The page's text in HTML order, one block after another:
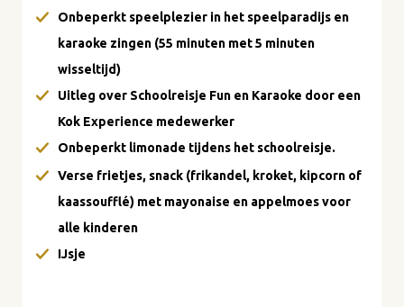
Onbeperkt speelplezier in het speelparadijs en
karaoke zingen (55 minuten met 5 minuten
wisseltijd)
Uitleg over Schoolreisje Fun en Karaoke door een
Kok Experience medewerker
Onbeperkt limonade tijdens het schoolreisje.
Verse frietjes, snack (frikandel, kroket, kipcorn of
kaassoufflé) met mayonaise en appelmoes voor
alle kinderen
IJsje